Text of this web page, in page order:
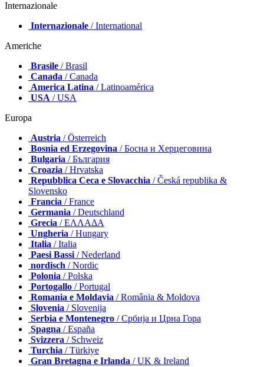
Internazionale
Internazionale / International
Americhe
Brasile / Brasil
Canada / Canada
America Latina / Latinoamérica
USA / USA
Europa
Austria / Österreich
Bosnia ed Erzegovina / Босна и Херцеговина
Bulgaria / България
Croazia / Hrvatska
Repubblica Ceca e Slovacchia / Česká republika &
Slovensko
Francia / France
Germania / Deutschland
Grecia / ΕΛΛΑΔΑ
Ungheria / Hungary
Italia / Italia
Paesi Bassi/ Nederland
nordisch / Nordic
Polonia / Polska
Portogallo / Portugal
Romania e Moldavia / România & Moldova
Slovenia / Slovenija
Serbia e Montenegro / Србија и Црна Гора
Spagna / España
Svizzera / Schweiz
Turchia / Türkiye
Gran Bretagna e Irlanda / UK & Ireland